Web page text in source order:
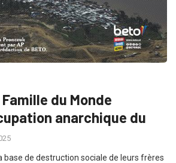
Famille du Monde
anarchique du
base de destruction sociale de leurs frères